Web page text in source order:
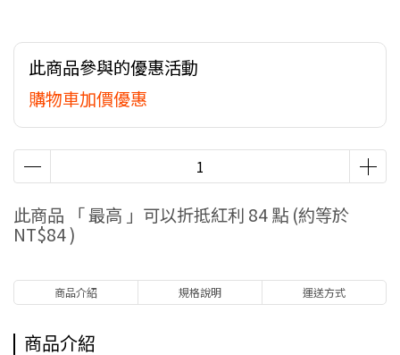
此商品參與的優惠活動
購物車加價優惠
此商品 「 最高 」可以折抵紅利 84點 (約等於
NT$84)
商品介紹 規格說明 運送方式
商品介紹